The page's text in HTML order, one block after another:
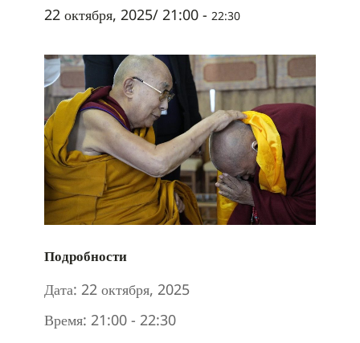
22 октября, 2025/ 21:00 - 22:30
Подробности
Дата: 22 октября, 2025
Время: 21:00 - 22:30